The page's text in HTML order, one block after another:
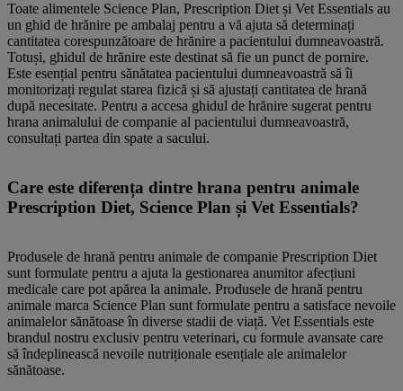
Toate alimentele Science Plan, Prescription Diet și Vet Essentials au
un ghid de hrănire pe ambalaj pentru a vă ajuta să determinați
cantitatea corespunzătoare de hrănire a pacientului dumneavoastră.
Totuși, ghidul de hrănire este destinat să fie un punct de pornire.
Este esențial pentru sănătatea pacientului dumneavoastră să îi
monitorizați regulat starea fizică și să ajustați cantitatea de hrană
după necesitate. Pentru a accesa ghidul de hrănire sugerat pentru
hrana animalului de companie al pacientului dumneavoastră,
consultați partea din spate a sacului.
Care este diferența dintre hrana pentru animale
Prescription Diet, Science Plan și Vet Essentials?
Produsele de hrană pentru animale de companie Prescription Diet
sunt formulate pentru a ajuta la gestionarea anumitor afecțiuni
medicale care pot apărea la animale. Produsele de hrană pentru
animale marca Science Plan sunt formulate pentru a satisface nevoile
animalelor sănătoase în diverse stadii de viață. Vet Essentials este
brandul nostru exclusiv pentru veterinari, cu formule avansate care
să îndeplinească nevoile nutriționale esențiale ale animalelor
sănătoase.